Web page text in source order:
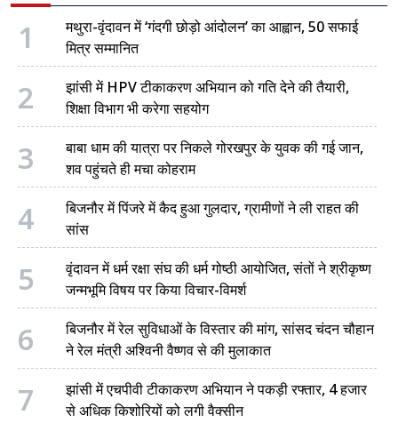
1
मथुरा-वृंदावन में ‘गंदगी छोड़ो आंदोलन’ का आह्वान, 50 सफाई
मित्र सम्मानित
2
झांसी में HPV टीकाकरण अभियान को गति देने की तैयारी,
शिक्षा विभाग भी करेगा सहयोग
3
बाबा धाम की यात्रा पर निकले गोरखपुर के युवक की गई जान,
शव पहुंचते ही मचा कोहराम
4
बिजनौर में पिंजरे में कैद हुआ गुलदार, ग्रामीणों ने ली राहत की
सांस
5
वृंदावन में धर्म रक्षा संघ की धर्म गोष्ठी आयोजित, संतों ने श्रीकृष्ण
जन्मभूमि विषय पर किया विचार-विमर्श
6
बिजनौर में रेल सुविधाओं के विस्तार की मांग, सांसद चंदन चौहान
ने रेल मंत्री अश्विनी वैष्णव से की मुलाकात
7
झांसी में एचपीवी टीकाकरण अभियान ने पकड़ी रफ्तार, 4 हजार
से अधिक किशोरियों को लगी वैक्सीन